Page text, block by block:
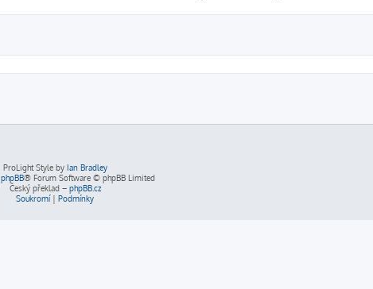
ProLight Style by Ian Bradley
phpBB® Forum Software © phpBB Limited
Český překlad – phpBB.cz
Soukromí| Podmínky